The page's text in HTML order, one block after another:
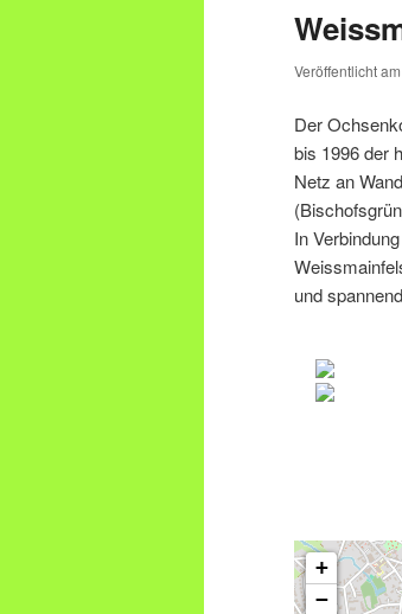
Veröffentlicht am
Der
bis 1996 der
Netz an
In
und
+
−